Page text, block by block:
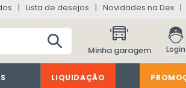
Lista de desejos Novidades na Dex
Minha garagem
LIQUIDAÇÃO